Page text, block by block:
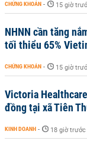
CHỨNG KHOÁN - 15 giờ
NHNN cần tăng
tối thiểu 65%
CHỨNG KHOÁN - 15 giờ
Victoria
đồng tại xã Tiên
KINH DOANH - 18 giờ trước